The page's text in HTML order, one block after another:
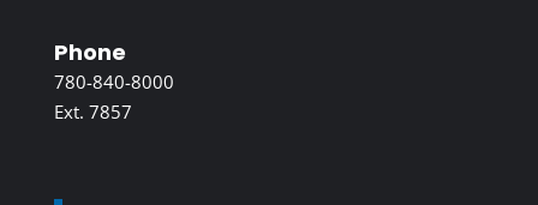
Phone
780-840-8000
Ext. 7857